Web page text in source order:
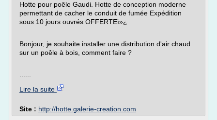
Hotte pour poêle Gaudi. Hotte de conception moderne
permettant de cacher le conduit de fumée Expédition
sous 10 jours ouvrés OFFERTEï»¿
Bonjour, je souhaite installer une distribution d'air chaud
sur un poêle à bois, comment faire ?
Lire la suite
Site : http://hotte.galerie-creation.com